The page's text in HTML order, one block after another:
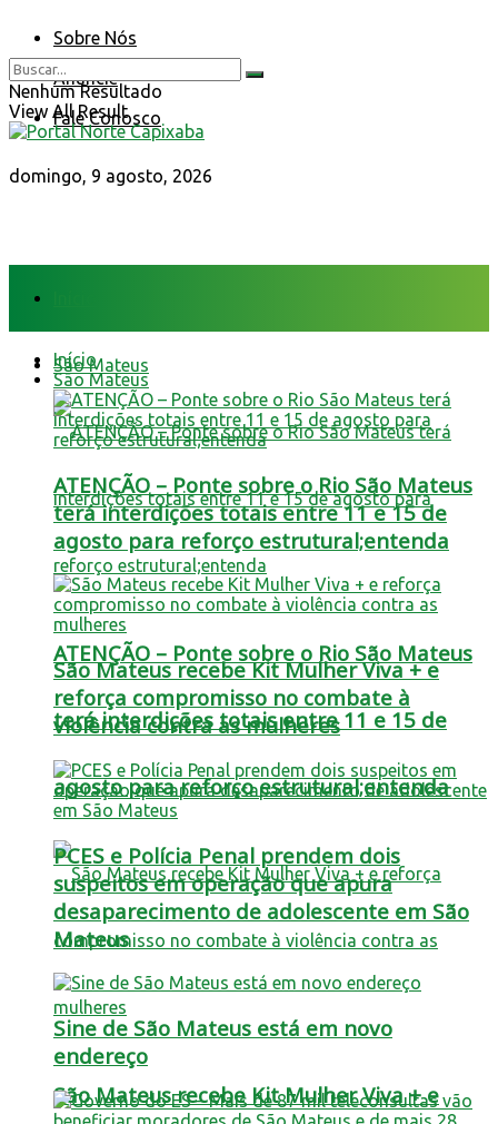
Sobre Nós
Anuncie
Fale Conosco
domingo, 9 agosto, 2026
Nenhum Resultado
View All Result
São Mateus
ATENÇÃO – Ponte sobre o Rio São Mateus
terá interdições totais entre 11 e 15 de
agosto para reforço estrutural;entenda
São Mateus recebe Kit Mulher Viva + e
Início
São Mateus
ATENÇÃO – Ponte sobre o Rio São Mateus
terá interdições totais entre 11 e 15 de
agosto para reforço estrutural;entenda
São Mateus recebe Kit Mulher Viva + e
reforça compromisso no combate à
violência contra as mulheres
PCES e Polícia Penal prendem dois
suspeitos em operação que apura
desaparecimento de adolescente em São
Mateus
Sine de São Mateus está em novo
endereço